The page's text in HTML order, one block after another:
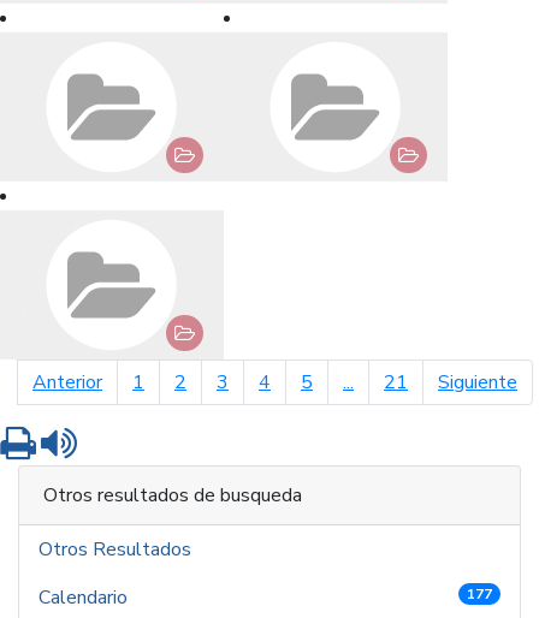
Anteriorpágina anterior
1 2 3 4 5 ... 21 Siguiente
Imprimir
Otros resultados de busqueda
Otros Resultados
Calendario
177